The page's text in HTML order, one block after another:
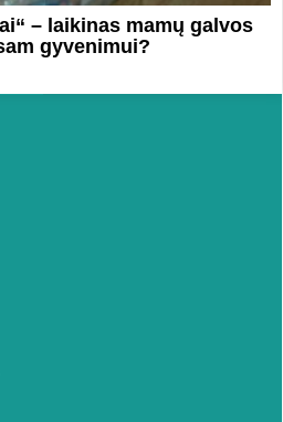
– laikinas mamų galvos
gyvenimui?